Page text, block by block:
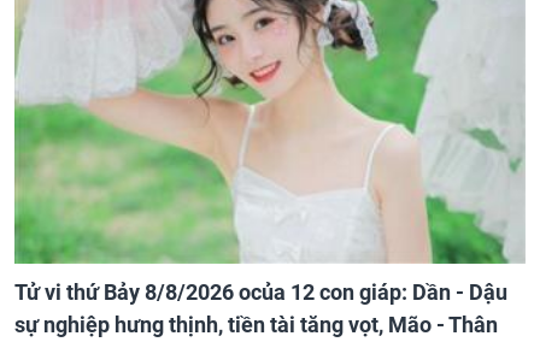
Tử vi thứ Bảy 8/8/2026 ocủa 12 con giáp: Dần - Dậu
sự nghiệp hưng thịnh, tiền tài tăng vọt, Mão - Thân